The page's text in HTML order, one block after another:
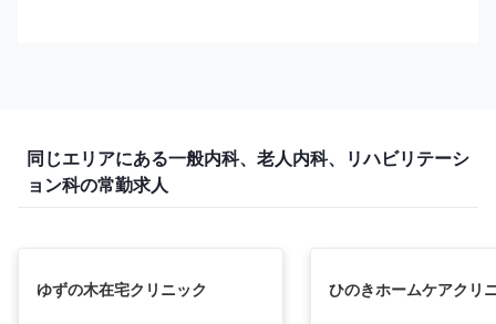
同じエリアにある一般内科、老人内科、リハビリテーシ
ョン科の常勤求人
ゆずの木在宅クリニック ひのきホームケアクリ